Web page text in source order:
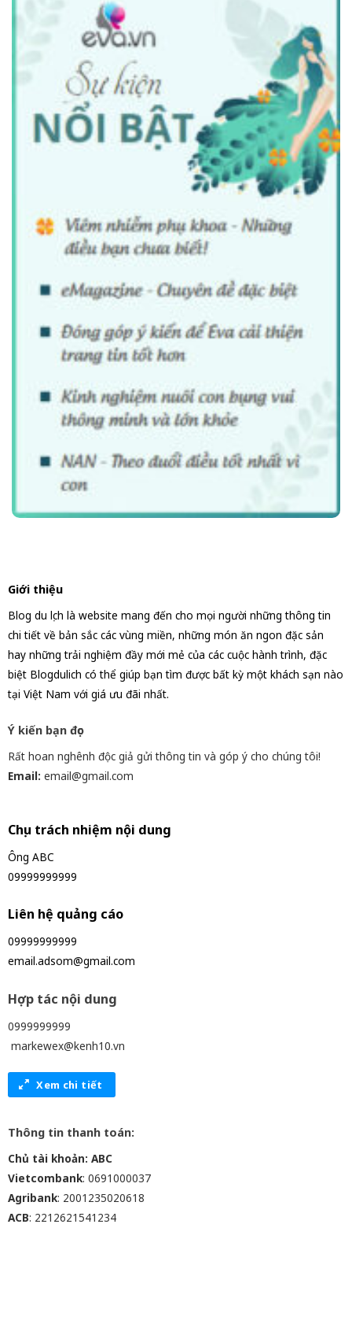
Giới thiệu
Blog du lịch là website mang đến cho mọi người những thông tin
chi tiết về bản sắc các vùng miền, những món ăn ngon đặc sản
hay những trải nghiệm đầy mới mẻ của các cuộc hành trình, đặc
biệt Blogdulich có thể giúp bạn tìm được bất kỳ một khách sạn nào
tại Việt Nam với giá ưu đãi nhất.
Ý kiến bạn đọc
Rất hoan nghênh độc giả gửi thông tin và góp ý cho chúng tôi!
Email: email@gmail.com
Chịu trách nhiệm nội dung
Ông ABC
09999999999
Liên hệ quảng cáo
09999999999
email.adsom@gmail.com
Hợp tác nội dung
0999999999
markewex@kenh10.vn
Xem chi tiết
Thông tin thanh toán:
Chủ tài khoản: ABC
Vietcombank: 0691000037
Agribank: 2001235020618
ACB: 2212621541234